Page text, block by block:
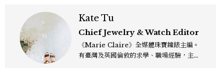
Kate Tu
Chief Jewelry & Watch Editor
《Marie Claire》全媒體珠寶鐘錶主編。
有臺灣及英國倫敦的求學、職場經驗，主修